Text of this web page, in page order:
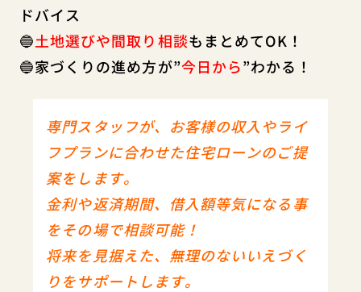
ドバイス
🔵土地選びや間取り相談もまとめてOK！
🔵家づくりの進め方が”今日から”わかる！
専門スタッフが、お客様の収入やライ
フプランに合わせた住宅ローンのご提
案をします。
金利や返済期間、借入額等気になる事
をその場で相談可能！
将来を見据えた、無理のないいえづく
りをサポートします。